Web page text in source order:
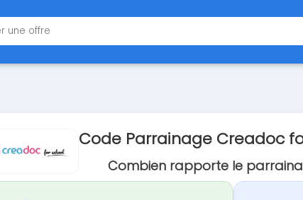
Code Parrainage Creadoc
Combien rapporte le